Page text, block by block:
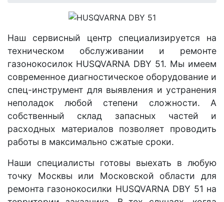
Наш сервисный центр специализируется на
техническом обслуживании и ремонте
газонокосилок HUSQVARNA DBY 51. Мы имеем
современное диагностическое оборудование и
спец-инструмент для выявления и устранения
неполадок любой степени сложности. А
собственный склад запасных частей и
расходных материалов позволяет проводить
работы в максимально сжатые сроки.
Наши специалисты готовы выехать в любую
точку Москвы или Московской области для
ремонта газонокосилки HUSQVARNA DBY 51 на